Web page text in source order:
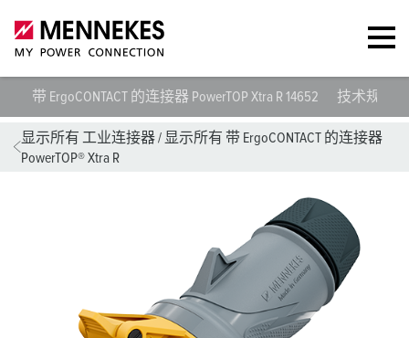
带 ErgoCONTACT 的连接器 PowerTOP Xtra R 14652 技术规范
显示所有 工业连接器/ 显示所有 带 ErgoCONTACT 的连接器
PowerTOP® Xtra R